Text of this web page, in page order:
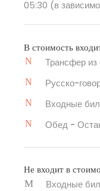
05:30 (в
В стоимость
Трансфер из
Русско-
Входные
Обед -
Не входит в
Входные